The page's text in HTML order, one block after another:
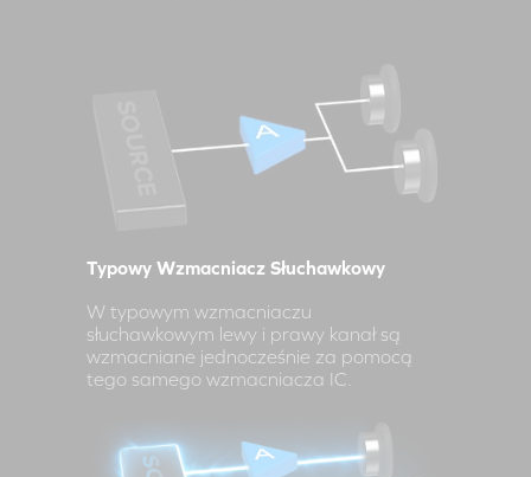
Typowy Wzmacniacz Słuchawkowy
W typowym wzmacniaczu
słuchawkowym lewy i prawy kanał są
wzmacniane jednocześnie za pomocą
tego samego wzmacniacza IC.